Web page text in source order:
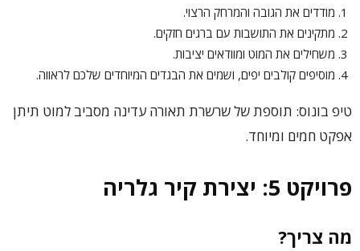
מודדים את הגובה והמרחק הרצוי.
מתקינים את התושבות עם ברגים חזקים.
משחילים את המוט ומוודאים יציבות.
מוסיפים קולבים יפים, ושמים את הבגדים המיוחדים שלכם לראווה.
טיפ בונוס: תוספת של שרשרת תאורה עדינה מסביב למוט תיתן
אפקט חמים ומיוחד.
פרויקט 5: יצירת קיר גלריה
מה צריך?